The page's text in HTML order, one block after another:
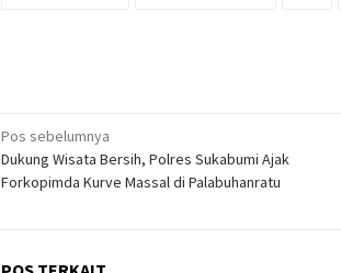
Navigasi
pos
Pos sebelumnya
Dukung Wisata Bersih, Polres Sukabumi Ajak
Forkopimda Kurve Massal di Palabuhanratu